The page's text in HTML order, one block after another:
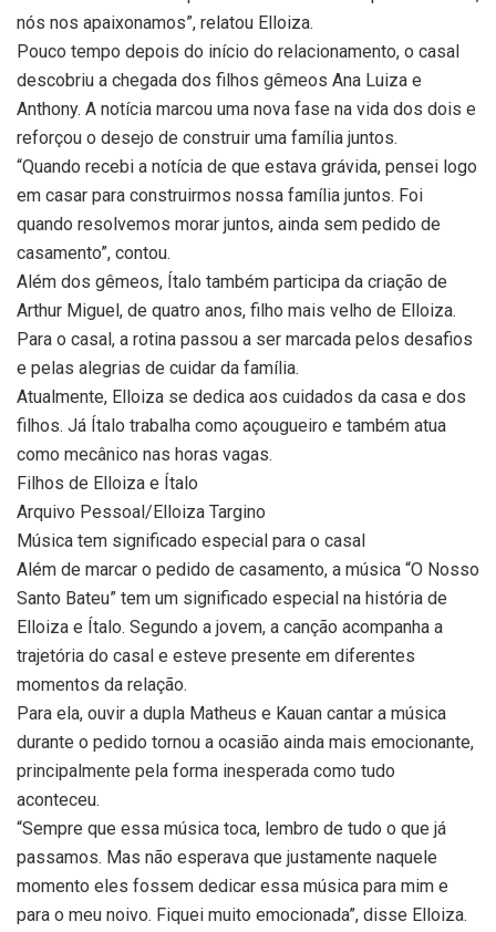
nós nos apaixonamos”, relatou Elloiza.
Pouco tempo depois do início do relacionamento, o casal
descobriu a chegada dos filhos gêmeos Ana Luiza e
Anthony. A notícia marcou uma nova fase na vida dos dois e
reforçou o desejo de construir uma família juntos.
“Quando recebi a notícia de que estava grávida, pensei logo
em casar para construirmos nossa família juntos. Foi
quando resolvemos morar juntos, ainda sem pedido de
casamento”, contou.
Além dos gêmeos, Ítalo também participa da criação de
Arthur Miguel, de quatro anos, filho mais velho de Elloiza.
Para o casal, a rotina passou a ser marcada pelos desafios
e pelas alegrias de cuidar da família.
Atualmente, Elloiza se dedica aos cuidados da casa e dos
filhos. Já Ítalo trabalha como açougueiro e também atua
como mecânico nas horas vagas.
Filhos de Elloiza e Ítalo
Arquivo Pessoal/Elloiza Targino
Música tem significado especial para o casal
Além de marcar o pedido de casamento, a música “O Nosso
Santo Bateu” tem um significado especial na história de
Elloiza e Ítalo. Segundo a jovem, a canção acompanha a
trajetória do casal e esteve presente em diferentes
momentos da relação.
Para ela, ouvir a dupla Matheus e Kauan cantar a música
durante o pedido tornou a ocasião ainda mais emocionante,
principalmente pela forma inesperada como tudo
aconteceu.
“Sempre que essa música toca, lembro de tudo o que já
passamos. Mas não esperava que justamente naquele
momento eles fossem dedicar essa música para mim e
para o meu noivo. Fiquei muito emocionada”, disse Elloiza.